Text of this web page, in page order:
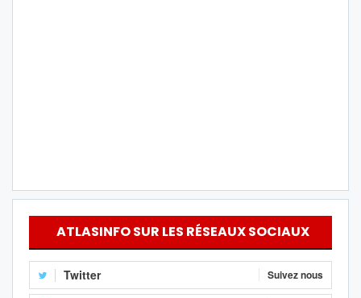
ATLASINFO SUR LES RÉSEAUX SOCIAUX
Twitter Suivez nous